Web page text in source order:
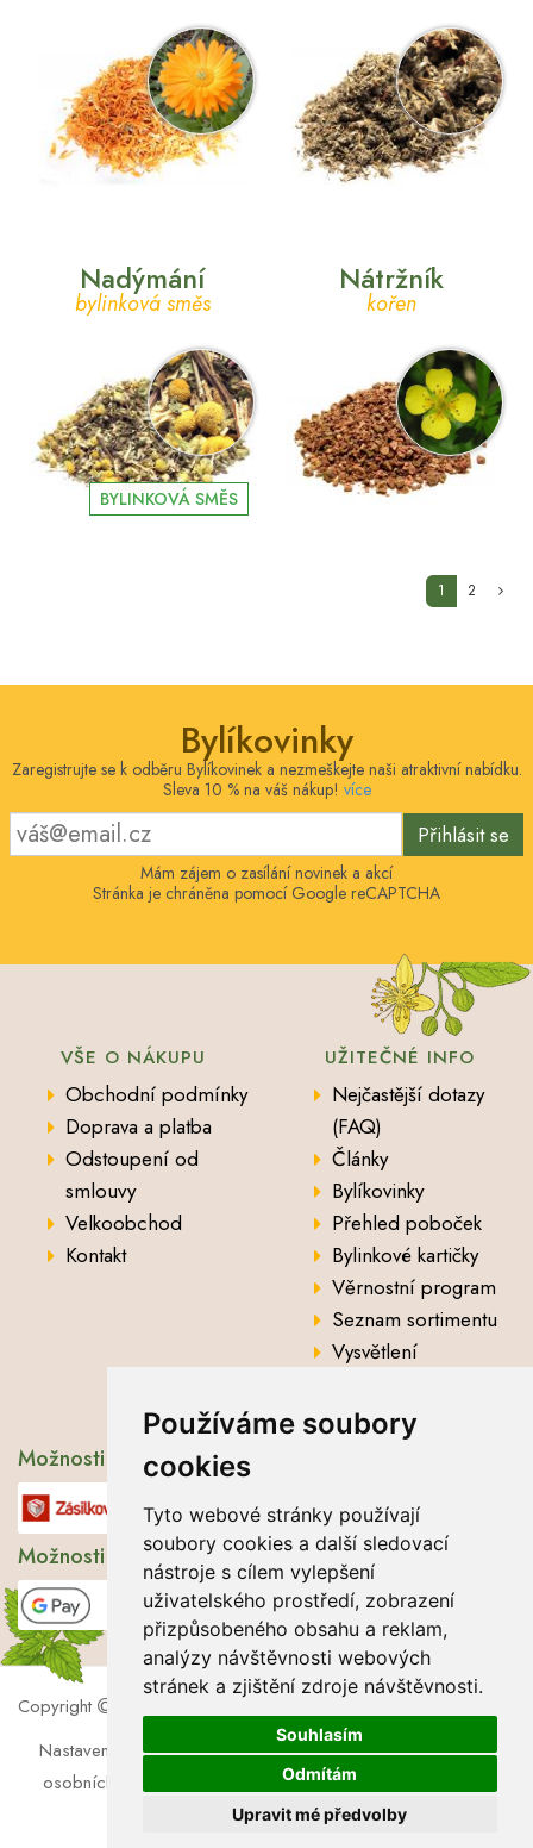
Používáme soubory
cookies
Tyto webové stránky používají
soubory cookies a další sledovací
nástroje s cílem vylepšení
uživatelského prostředí, zobrazení
přizpůsobeného obsahu a reklam,
analýzy návštěvnosti webových
stránek a zjištění zdroje návštěvnosti.
Souhlasím
Odmítám
Upravit mé předvolby
Nadýmání
bylinková směs
BYLINKOVÁ SMĚS
Nátržník
kořen
1 (current)
2
Bylíkovinky
Zaregistrujte se k odběru Bylíkovinek a nezmeškejte naši atraktivní nabídku.
Sleva 10 % na váš nákup! více
Přihlásit se
Mám zájem o zasílání novinek a akcí
Stránka je chráněna pomocí Google reCAPTCHA
VŠE O NÁKUPU
Obchodní podmínky
Doprava a platba
Odstoupení od
smlouvy
Velkoobchod
Kontakt
UŽITEČNÉ INFO
Nejčastější dotazy
(FAQ)
Články
Bylíkovinky
Přehled poboček
Bylinkové kartičky
Věrnostní program
Seznam sortimentu
Vysvětlení
Možnosti dopravy
Možnosti platby
Copyright
2026 Lbros s.r.o.
Nastavení cookies|Soubory cookies|Zásady zpracování
osobních údajů
Souhlas se zpracováním osobních údajů